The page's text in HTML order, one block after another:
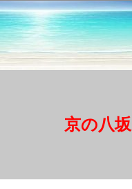
京の八坂